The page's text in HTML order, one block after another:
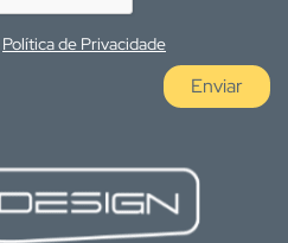
Política de Privacidade
Enviar